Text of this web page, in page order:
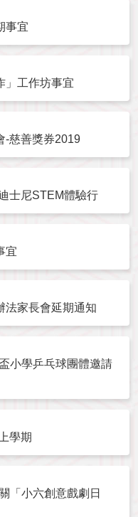
事宜
」工作坊事宜
-慈善獎券2019
士尼STEM體驗行
宜
法家長會延期通知
小學乒乓球團體邀請
學期
「小六創意戲劇日